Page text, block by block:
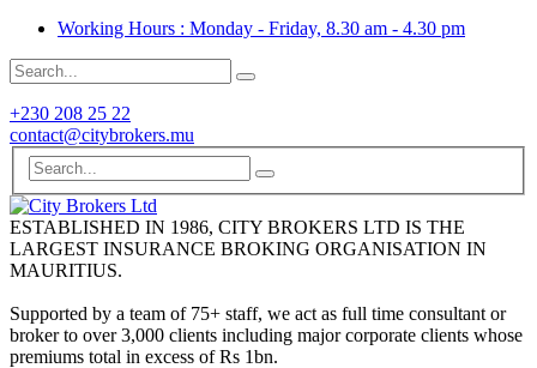
Working Hours : Monday - Friday, 8.30 am - 4.30 pm
+230 208 25 22
contact@citybrokers.mu
ESTABLISHED IN 1986, CITY BROKERS LTD IS THE
LARGEST INSURANCE BROKING ORGANISATION IN
MAURITIUS.
Supported by a team of 75+ staff, we act as full time consultant or
broker to over 3,000 clients including major corporate clients whose
premiums total in excess of Rs 1bn.